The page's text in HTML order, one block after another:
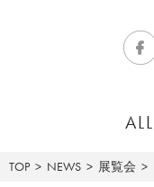
ALL
TOP NEWS 展覧会